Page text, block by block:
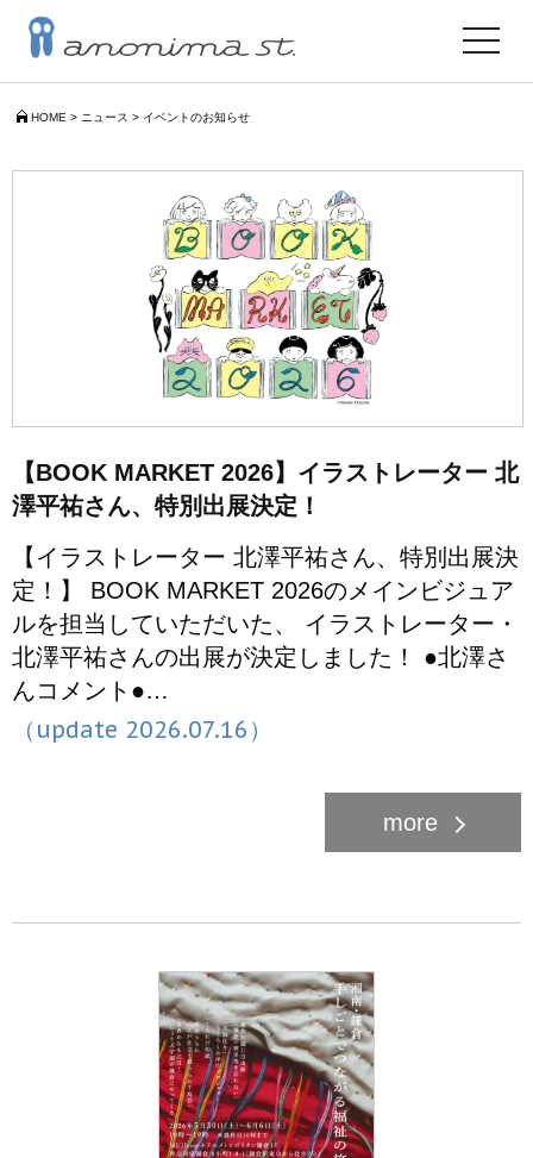
HOME > ニュース > イベントのお知らせ
toggle
【BOOK MARKET 2026】イラストレーター 北
澤平祐さん、特別出展決定！
【イラストレーター 北澤平祐さん、特別出展決
定！】 BOOK MARKET 2026のメインビジュア
ルを担当していただいた、 イラストレーター・
北澤平祐さんの出展が決定しました！ ●北澤さ
んコメント●…
（update 2026.07.16）